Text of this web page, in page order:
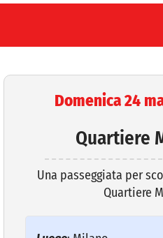
HOME
IL COMUNE
AREE TEMATICHE
Domenica 24
Quartiere
Una passeggiata per
Quartiere